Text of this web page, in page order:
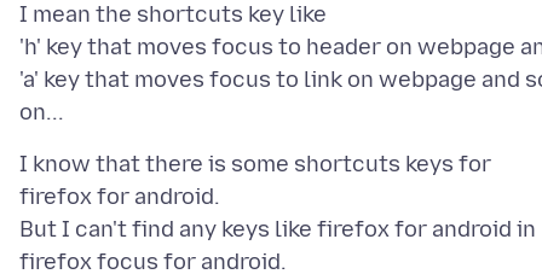
I mean the shortcuts key like
'h' key that moves focus to header on webpage
'a' key that moves focus to link on webpage and
I know that there is some shortcuts keys for
firefox for android.
But I can't find any keys like firefox for android in